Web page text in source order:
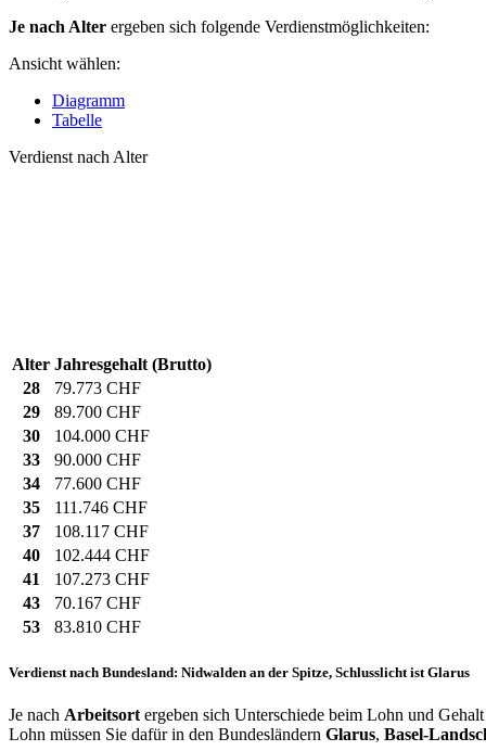
Je nach Alter ergeben sich folgende Verdienstmöglichkeiten:
Ansicht wählen:
Diagramm
Tabelle
Verdienst nach Alter
Alter Jahresgehalt (Brutto)
28
79.773 CHF
29
89.700 CHF
30
104.000 CHF
33
90.000 CHF
34
77.600 CHF
35
111.746 CHF
37
108.117 CHF
40
102.444 CHF
41
107.273 CHF
43
70.167 CHF
53
83.810 CHF
Verdienst nach Bundesland: Nidwalden an der Spitze, Schlusslicht ist Glarus
Je nach Arbeitsort ergeben sich Unterschiede beim Lohn und
Lohn müssen Sie dafür in den Bundesländern Glarus, Basel-